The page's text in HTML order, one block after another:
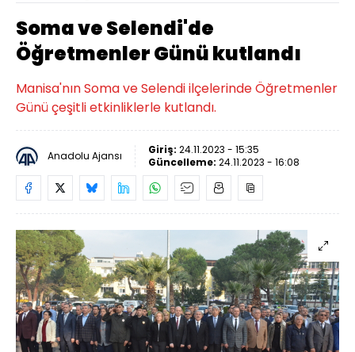
Soma ve Selendi'de
Öğretmenler Günü kutlandı
Manisa'nın Soma ve Selendi ilçelerinde Öğretmenler
Günü çeşitli etkinliklerle kutlandı.
Anadolu Ajansı Giriş: 24.11.2023 - 15:35
Güncelleme: 24.11.2023 - 16:08